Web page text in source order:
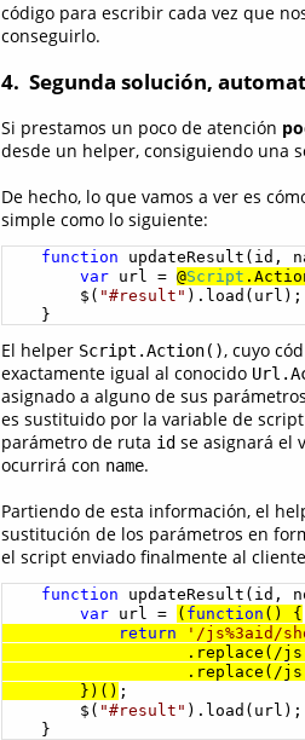
código para escribir cada vez que
conseguirlo.
4. Segunda solución,
Si prestamos un poco de atención
desde un helper, consiguiendo una
De hecho, lo que vamos a ver es
simple como lo siguiente:
function updateResult(id,
var url = @Script
$( "#result" ).load(url);
}
El helper Script.Action(), cuyo
exactamente igual al conocido
asignado a alguno de sus
es sustituido por la variable de
parámetro de ruta id se asignará el
ocurrirá con name.
Partiendo de esta información, el
sustitución de los parámetros en
el script enviado finalmente al
function updateResult(id,
var url = ( function () {
return
'/js%3aid/
.replace(/js(%)3[aA]id/
.replace(/
})() ;
$( "#result" ).load(url);
}